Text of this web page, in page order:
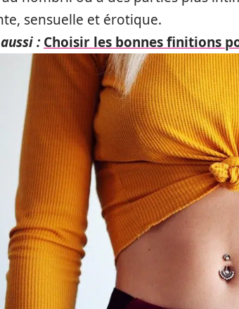
sensuelle et érotique.
: Choisir les bonnes finitions